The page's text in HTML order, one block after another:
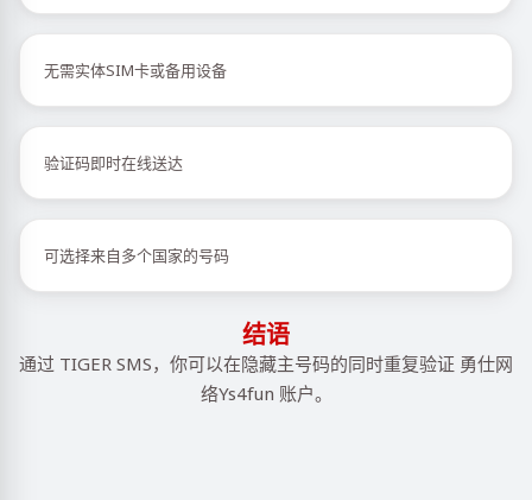
无需实体SIM卡或备用设备
验证码即时在线送达
可选择来自多个国家的号码
结语
通过 TIGER SMS，你可以在隐藏主号码的同时重复验证 勇仕网
络Ys4fun 账户。